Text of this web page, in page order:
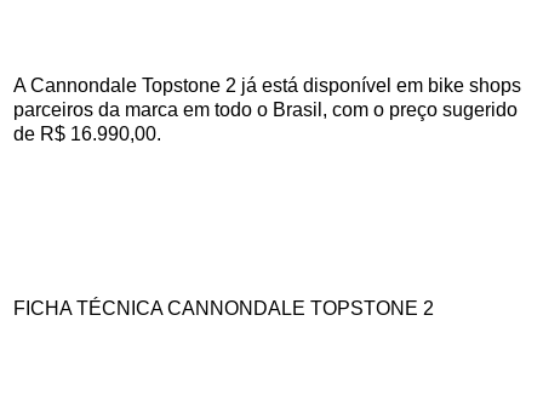
A Cannondale Topstone 2 já está disponível em bike shops
parceiros da marca em todo o Brasil, com o preço sugerido
de R$ 16.990,00.
FICHA TÉCNICA CANNONDALE TOPSTONE 2